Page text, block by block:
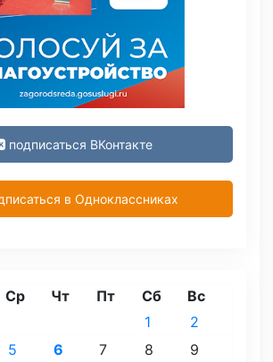
подписаться ВКонтакте
в Одноклассниках
Ср Чт Пт Сб Вс
1
2
5 6 7 8
9